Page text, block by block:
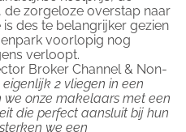
de zorgeloze overstap naar
des te belangrijker gezien
voorlopig nog
verloopt.
Broker Channel & Non-
2 vliegen in een
we onze makelaars met een
die perfect aansluit bij hun
we een